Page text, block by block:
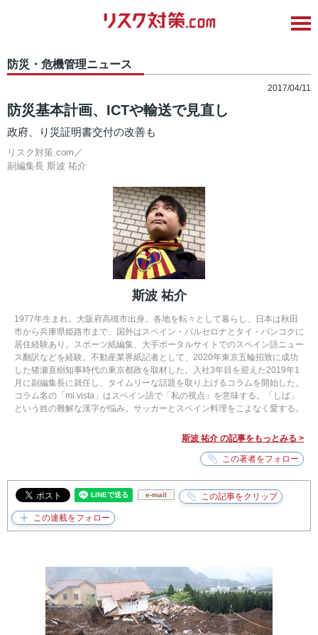
防災・危機管理ニュース
2017/04/11
防災基本計画、ICTや輸送で見直し
政府、り災証明書交付の改善も
リスク対策.com／
副編集長 斯波 祐介
斯波 祐介
1977年生まれ。大阪府高槻市出身。各地を転々として暮らし、日本は秋田
市から兵庫県姫路市まで、国外はスペイン・バルセロナとタイ・バンコクに
居住経験あり。スポーツ紙編集、大手ポータルサイトでのスペイン語ニュー
ス翻訳などを経験。不動産業界紙記者として、2020年東京五輪招致に成功
した猪瀬直樹知事時代の東京都政を取材した。入社3年目を迎えた2019年1
月に副編集長に就任し、タイムリーな話題を取り上げるコラムを開始した。
コラム名の「mi vista」はスペイン語で「私の視点」を意味する。「しば」
という姓の難解な漢字が悩み。サッカーとスペイン料理をこよなく愛する。
斯波 祐介 の記事をもっとみる >
e-mail